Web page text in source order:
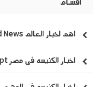
اهم اخبار العالم World News
اخبار الكنيسه في مصر Church news in Egypt